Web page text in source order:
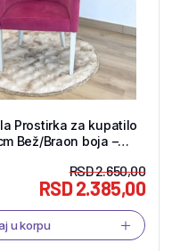
Prostirka za kupatilo
Bež/Braon boja –
RSD2.650,00
RSD2.385,00
u korpu